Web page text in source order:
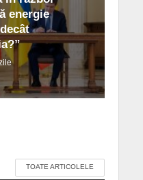
energie
TOATE ARTICOLELE